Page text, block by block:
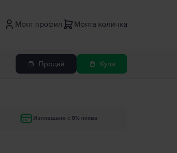
Моят профил Моята количка
Продай Купи
Изплащане с 0% лихва